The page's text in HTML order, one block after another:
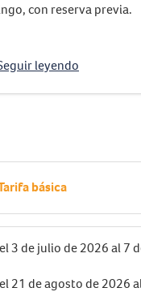
con reserva previa.
leyendo
básica
3 de julio de 2026al7
21 de agosto de 2026